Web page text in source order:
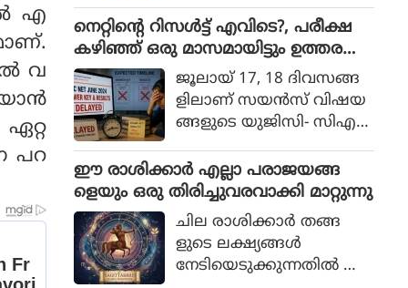
എ
വ
പറ
ളിച്ചിട്ടുള്ളത്.
നെറ്റിൻ്റെ റിസൾട്ട് എവിടെ?, പരീക്ഷ
കഴിഞ്ഞ് ഒരു മാസമായിട്ടും ഉത്തര
സൂചിക പോലുമില്ല, ആശങ്കയിൽ
വിദ്യാർഥികൾ
ജൂലായ് 17, 18 ദിവസങ്ങ
ളിലാണ് സയന്‍സ് വിഷയ
ങ്ങളുടെ യുജിസി- സിഎ
കള്‍ നടന്നത്.
ഈ രാശിക്കാര്‍ എല്ലാ പരാജയങ്ങ
ളെയും ഒരു തിരിച്ചുവരവാക്കി മാറ്റുന്നു
ചില രാശിക്കാര്‍ തങ്ങ
ളുടെ ലക്ഷ്യങ്ങള്‍
നേടിയെടുക്കുന്നതില്‍ അ